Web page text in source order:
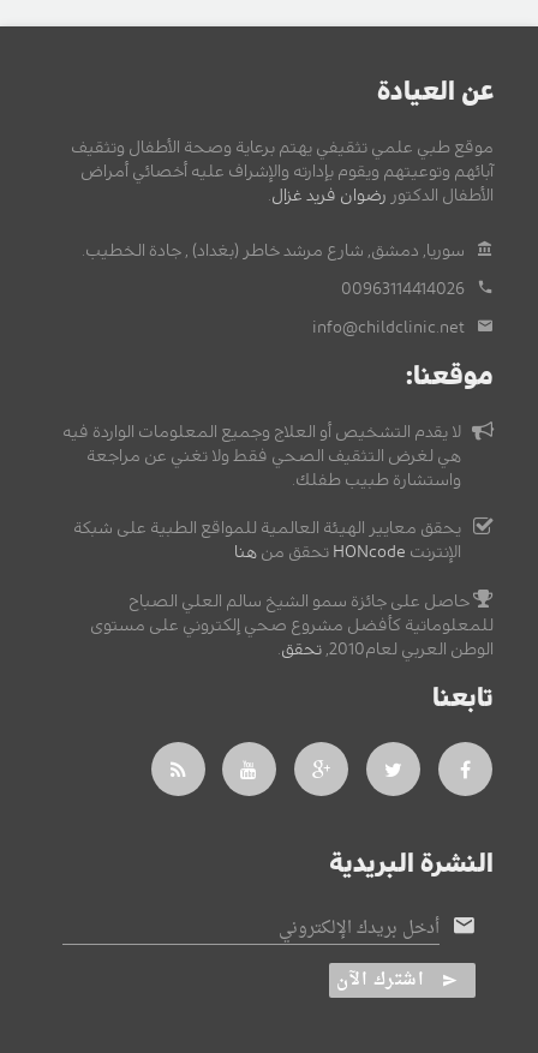
عن العيادة
موقع طبي علمي تثقيفي يهتم برعاية وصحة الأطفال وتثقيف
آبائهم وتوعيتهم ويقوم بإدارته والإشراف عليه أخصائي أمراض
الأطفال الدكتور رضوان فريد غزال.
سوريا, دمشق, شارع مرشد خاطر (بغداد) , جادة الخطيب.
00963114414026
info@childclinic.net
موقعنا:
لا يقدم التشخيص أو العلاج وجميع المعلومات الواردة فيه
هي لغرض التثقيف الصحي فقط ولا تغني عن مراجعة
واستشارة طبيب طفلك.
يحقق معايير الهيئة العالمية للمواقع الطبية على شبكة
الإنترنت HONcode تحقق من هنا
حاصل على جائزة سمو الشيخ سالم العلي الصباح
للمعلوماتية كأفضل مشروع صحي إلكتروني على مستوى
الوطن العربي لعام2010,
تحقق.
تابعنا
النشرة البريدية
أدخل بريدك الإلكتروني
اشترك الآن